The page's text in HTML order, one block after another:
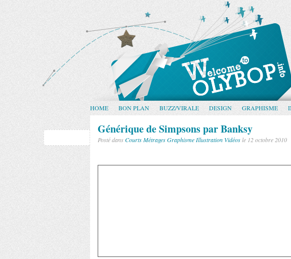
HOME BON PLAN BUZZ/VIRALE DESIGN GRAPHISME
Générique de Simpsons par Banksy
Posté dansCourts MétragesGraphisme Illustration Vidéosle 12 octobre 2010